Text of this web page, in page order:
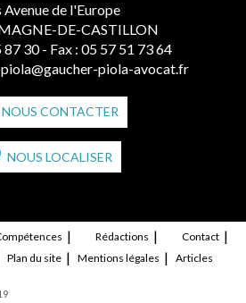
Avenue de l'Europe
DE-CASTILLON
87 30 - Fax : 05 57 51 73 64
piola-avocat.fr
NOUS CONTACTER
NOUS LOCALISER
Rédactions
Contact
Plan du site Mentions légales Articles